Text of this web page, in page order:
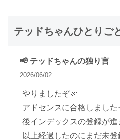
テッドちゃんひとりご
📢 テッドちゃんの独り言
2026/06/02
やりましたぞ🎉
アドセンスに合格しまし
後インデックスの登録が
以上経過したのにまだ未登